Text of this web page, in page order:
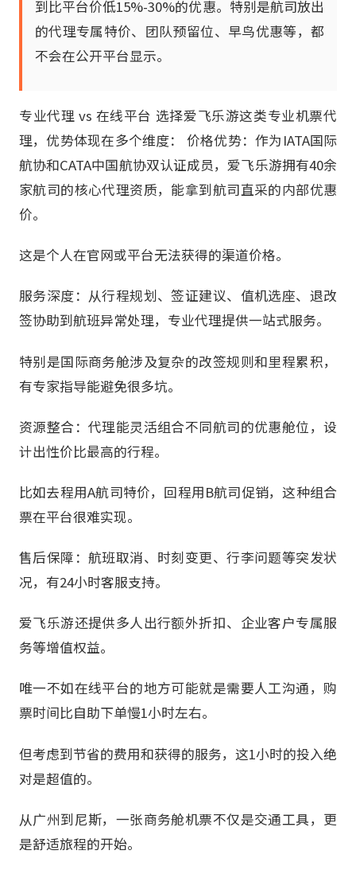
到比平台价低15%-30%的优惠。特别是航司放出
的代理专属特价、团队预留位、早鸟优惠等，都
不会在公开平台显示。
专业代理 vs 在线平台 选择爱飞乐游这类专业机票代
理，优势体现在多个维度： 价格优势：作为IATA国际
航协和CATA中国航协双认证成员，爱飞乐游拥有40余
家航司的核心代理资质，能拿到航司直采的内部优惠
价。
这是个人在官网或平台无法获得的渠道价格。
服务深度：从行程规划、签证建议、值机选座、退改
签协助到航班异常处理，专业代理提供一站式服务。
特别是国际商务舱涉及复杂的改签规则和里程累积，
有专家指导能避免很多坑。
资源整合：代理能灵活组合不同航司的优惠舱位，设
计出性价比最高的行程。
比如去程用A航司特价，回程用B航司促销，这种组合
票在平台很难实现。
售后保障：航班取消、时刻变更、行李问题等突发状
况，有24小时客服支持。
爱飞乐游还提供多人出行额外折扣、企业客户专属服
务等增值权益。
唯一不如在线平台的地方可能就是需要人工沟通，购
票时间比自助下单慢1小时左右。
但考虑到节省的费用和获得的服务，这1小时的投入绝
对是超值的。
从广州到尼斯，一张商务舱机票不仅是交通工具，更
是舒适旅程的开始。